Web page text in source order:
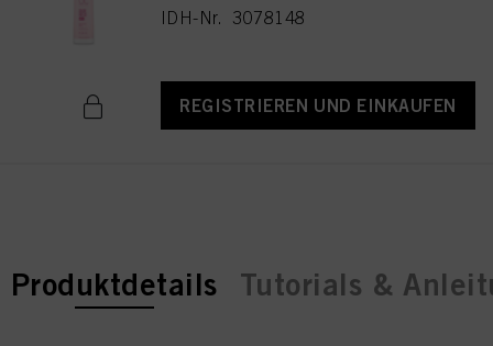
IDH-Nr. 3078148
REGISTRIEREN UND EINKAUFEN
current tab:
Produktdetails Tutorials &